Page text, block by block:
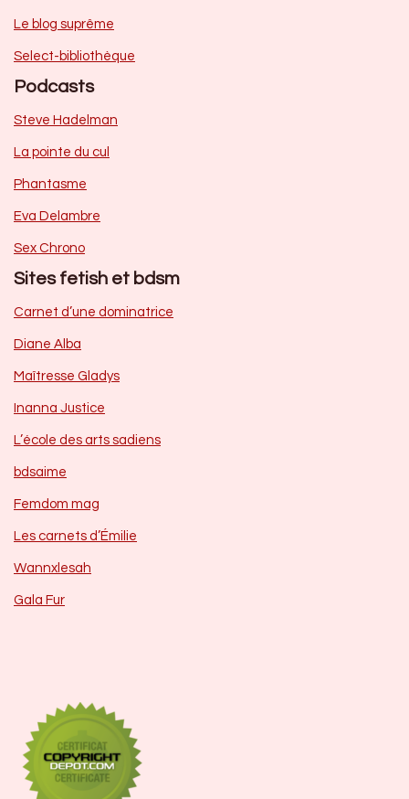
Le blog suprême
Select-bibliothèque
Podcasts
Steve Hadelman
La pointe du cul
Phantasme
Eva Delambre
Sex Chrono
Sites fetish et bdsm
Carnet d’une dominatrice
Diane Alba
Maîtresse Gladys
Inanna Justice
L’école des arts sadiens
bdsaime
Femdom mag
Les carnets d’Émilie
Wannxlesah
Gala Fur